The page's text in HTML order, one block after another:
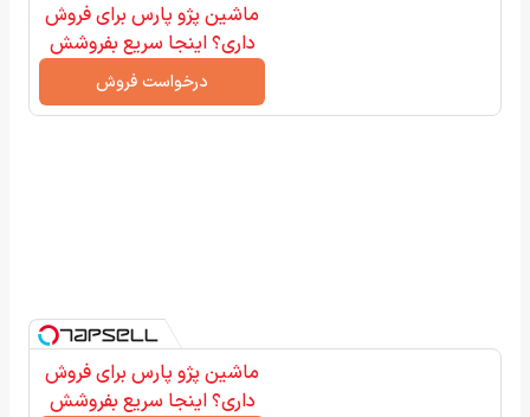
ماشین پژو پارس برای فروش
داری؟ اینجا سریع بفروشش
درخواست فروش
ماشین پژو پارس برای فروش
داری؟ اینجا سریع بفروشش